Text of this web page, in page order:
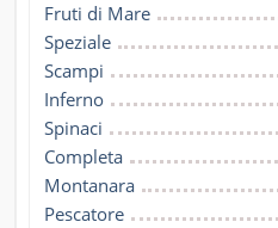
Fruti di Mare
Speziale
Scampi
Inferno
Spinaci
Completa
Montanara
Pescatore